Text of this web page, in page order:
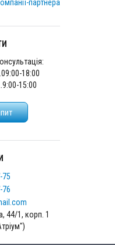
партнера
18:00
15:00
75
76
44/1, корп. 1